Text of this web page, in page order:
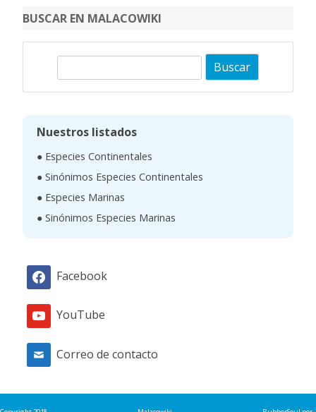
BUSCAR EN MALACOWIKI
Nuestros listados
● Especies Continentales
● Sinónimos Especies Continentales
● Especies Marinas
● Sinónimos Especies Marinas
Facebook
YouTube
Correo de contacto